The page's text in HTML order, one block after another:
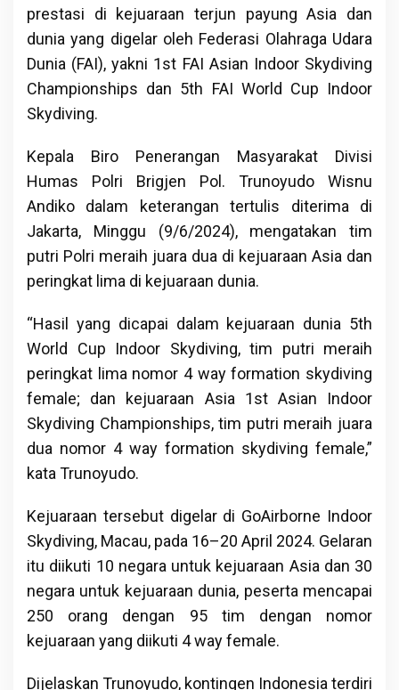
prestasi di kejuaraan terjun payung Asia dan
dunia yang digelar oleh Federasi Olahraga Udara
Dunia (FAI), yakni 1st FAI Asian Indoor Skydiving
Championships dan 5th FAI World Cup Indoor
Skydiving.
Kepala Biro Penerangan Masyarakat Divisi
Humas Polri Brigjen Pol. Trunoyudo Wisnu
Andiko dalam keterangan tertulis diterima di
Jakarta, Minggu (9/6/2024), mengatakan tim
putri Polri meraih juara dua di kejuaraan Asia dan
peringkat lima di kejuaraan dunia.
“Hasil yang dicapai dalam kejuaraan dunia 5th
World Cup Indoor Skydiving, tim putri meraih
peringkat lima nomor 4 way formation skydiving
female; dan kejuaraan Asia 1st Asian Indoor
Skydiving Championships, tim putri meraih juara
dua nomor 4 way formation skydiving female,”
kata Trunoyudo.
Kejuaraan tersebut digelar di GoAirborne Indoor
Skydiving, Macau, pada 16–20 April 2024. Gelaran
itu diikuti 10 negara untuk kejuaraan Asia dan 30
negara untuk kejuaraan dunia, peserta mencapai
250 orang dengan 95 tim dengan nomor
kejuaraan yang diikuti 4 way female.
Dijelaskan Trunoyudo, kontingen Indonesia terdiri